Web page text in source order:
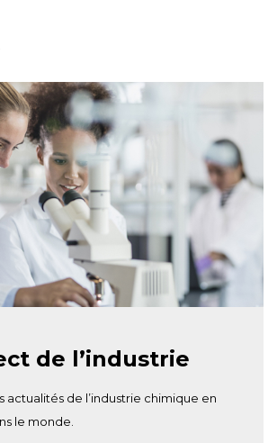
de l’industrie
actualités de l’industrie chimique en
le monde.